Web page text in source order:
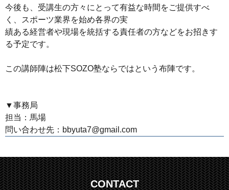
今後も、受講生の方々にとって有益な時間をご提供すべ
く、スポーツ業界を始め各界の実
績ある経営者や現場を統括する責任者の方などをお招きす
る予定です。
この講師陣は松下SOZO塾ならではという布陣です。
▼事務局
担当：馬場
問い合わせ先： bbyuta7@gmail.com
CONTACT